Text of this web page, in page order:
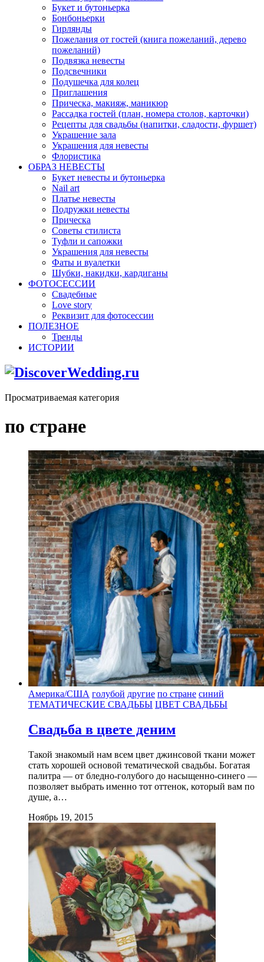
Букет и бутоньерка
Бонбоньерки
Гирлянды
Пожелания от гостей (книга пожеланий, дерево
пожеланий)
Подвязка невесты
Подсвечники
Подушечка для колец
Приглашения
Прическа, макияж, маникюр
Рассадка гостей (план, номера столов, карточки)
Рецепты для свадьбы (напитки, сладости, фуршет)
Украшение зала
Украшения для невесты
Флористика
ОБРАЗ НЕВЕСТЫ
Букет невесты и бутоньерка
Nail art
Платье невесты
Подружки невесты
Прическа
Советы стилиста
Туфли и сапожки
Украшения для невесты
Фаты и вуалетки
Шубки, накидки, кардиганы
ФОТОСЕССИИ
Свадебные
Love story
Реквизит для фотосессии
ПОЛЕЗНОЕ
Тренды
ИСТОРИИ
Просматриваемая категория
по стране
Америка/США голубой другие по стране синий
ТЕМАТИЧЕСКИЕ СВАДЬБЫ ЦВЕТ СВАДЬБЫ
Свадьба в цвете деним
Такой знакомый нам всем цвет джинсовой ткани может
стать хорошей основой тематической свадьбы. Богатая
палитра — от бледно-голубого до насыщенно-синего —
позволяет выбрать именно тот оттенок, который вам по
душе, а…
Ноябрь 19, 2015